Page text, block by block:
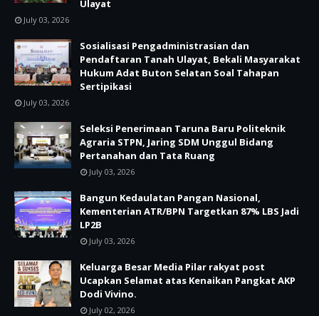
Ulayat
July 03, 2026
Sosialisasi Pengadministrasian dan
Pendaftaran Tanah Ulayat, Bekali Masyarakat
Hukum Adat Buton Selatan Soal Tahapan
Sertipikasi
July 03, 2026
Seleksi Penerimaan Taruna Baru Politeknik
Agraria STPN, Jaring SDM Unggul Bidang
Pertanahan dan Tata Ruang
July 03, 2026
Bangun Kedaulatan Pangan Nasional,
Kementerian ATR/BPN Targetkan 87% LBS Jadi
LP2B
July 03, 2026
Keluarga Besar Media Pilar rakyat post
Ucapkan Selamat atas Kenaikan Pangkat AKP
Dodi Vivino.
July 02, 2026